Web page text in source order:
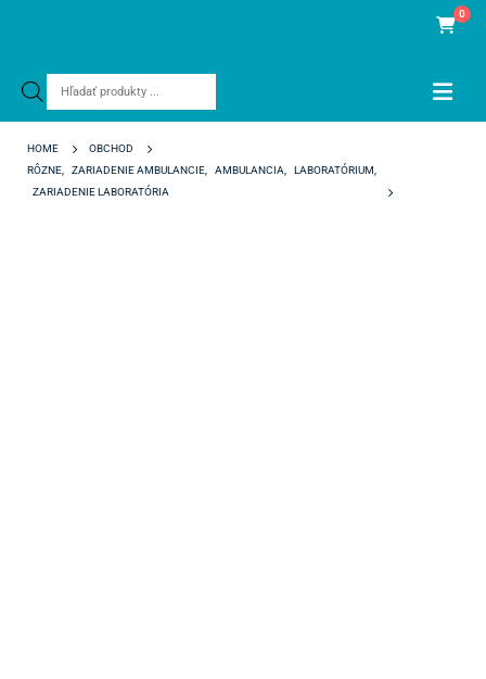
Products
0
HOME
OBCHOD
RÔZNE
ZARIADENIE AMBULANCIE AMBULANCIA LABORATÓRIUM
ZARIADENIE LABORATÓRIA